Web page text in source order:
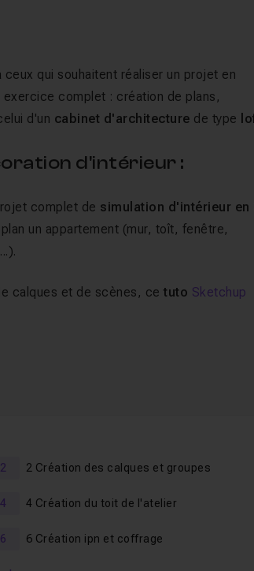
qui souhaitent réaliser un projet en
complet : création de plans,
d'un cabinet d'architecture de type
d'intérieur :
complet de simulation d'intérieur en
un appartement (mur, toît, fenêtre,
calques et de scènes, cetuto Sketchup
sources sont fournis afin que vous
2 Création des calques et groupes
4 Création du toit de l'atelier
6 Création ipn et coffrage